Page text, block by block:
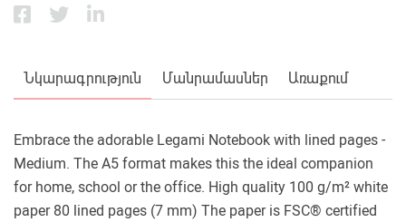
Նկարագրություն Մանրամասներ Առաքում
Embrace the adorable Legami Notebook with lined pages -
Medium. The A5 format makes this the ideal companion
for home, school or the office. High quality 100 g/m² white
paper 80 lined pages (7 mm) The paper is FSC® certified